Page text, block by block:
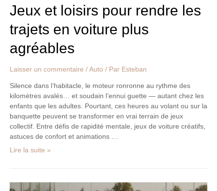
Jeux et loisirs pour rendre les
trajets en voiture plus
agréables
Laisser un commentaire / Auto / Par Esteban
Silence dans l’habitacle, le moteur ronronne au rythme des
kilomètres avalés… et soudain l’ennui guette — autant chez les
enfants que les adultes. Pourtant, ces heures au volant ou sur la
banquette peuvent se transformer en vrai terrain de jeux
collectif. Entre défis de rapidité mentale, jeux de voiture créatifs,
astuces de confort et animations …
Lire la suite »
Peugeot